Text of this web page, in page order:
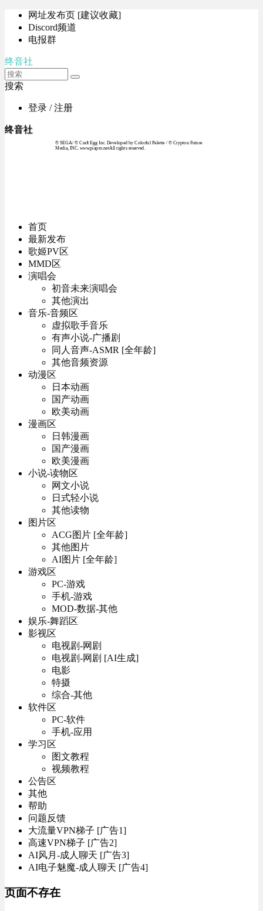
网址发布页 [建议收藏]
Discord频道
电报群
终音社
搜索
登录 / 注册
终音社
© SEGA / © Craft Egg Inc. Developed by Colorful Palette / © Crypton Future
Media, INC. www.piapro.netAll rights reserved.
首页
最新发布
歌姬PV区
MMD区
演唱会
初音未来演唱会
其他演出
音乐-音频区
虚拟歌手音乐
有声小说-广播剧
同人音声-ASMR [全年龄]
其他音频资源
动漫区
日本动画
国产动画
欧美动画
漫画区
日韩漫画
国产漫画
欧美漫画
小说-读物区
网文小说
日式轻小说
其他读物
图片区
ACG图片 [全年龄]
其他图片
AI图片 [全年龄]
游戏区
PC-游戏
手机-游戏
MOD-数据-其他
娱乐-舞蹈区
影视区
电视剧-网剧
电视剧-网剧 [AI生成]
电影
特摄
综合-其他
软件区
PC-软件
手机-应用
学习区
图文教程
视频教程
公告区
其他
帮助
问题反馈
大流量VPN梯子 [广告1]
高速VPN梯子 [广告2]
AI风月-成人聊天 [广告3]
AI电子魅魔-成人聊天 [广告4]
页面不存在